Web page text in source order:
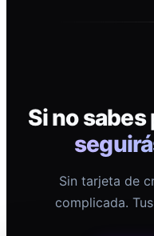
Si no
Sin tarjeta de
complicada.